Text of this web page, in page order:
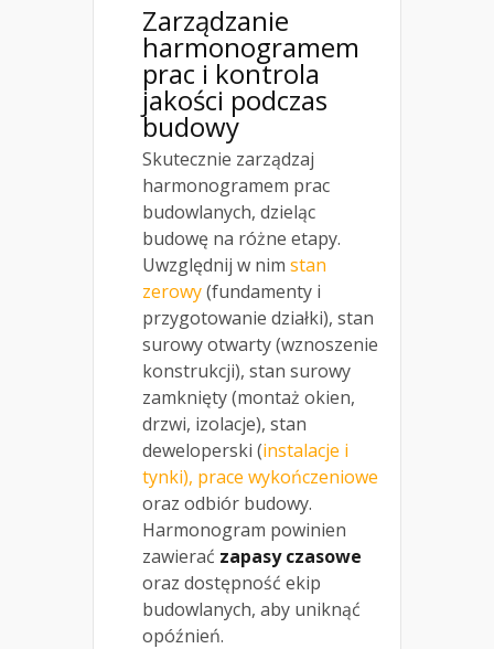
Zarządzanie
harmonogramem
prac i kontrola
jakości podczas
budowy
Skutecznie zarządzaj
harmonogramem prac
budowlanych, dzieląc
budowę na różne etapy.
Uwzględnij w nim stan
zerowy(fundamenty i
przygotowanie działki), stan
surowy otwarty (wznoszenie
konstrukcji), stan surowy
zamknięty (montaż okien,
drzwi, izolacje), stan
deweloperski (instalacje i
tynki), prace wykończeniowe
oraz odbiór budowy.
Harmonogram powinien
zawierać zapasy czasowe
oraz dostępność ekip
budowlanych, aby uniknąć
opóźnień.